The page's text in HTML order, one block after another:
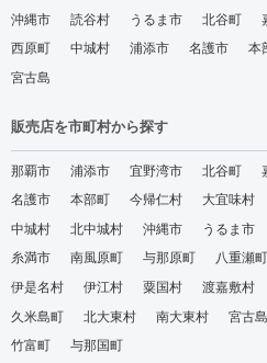
沖縄市
読谷村 うるま市 北谷町
西原町
中城村 浦添市 名護市 本
宮古島
販売店を市町村から探す
那覇市 浦添市 宜野湾市 北谷町
名護市
本部町 今帰仁村 大宜味村
中城村
北中城村 沖縄市 うるま市
糸満市
南風原町 与那原町 八重瀬町
伊是名村
伊江村 粟国村 渡嘉敷村
久米島町
北大東村 南大東村 宮古
竹富町
与那国町